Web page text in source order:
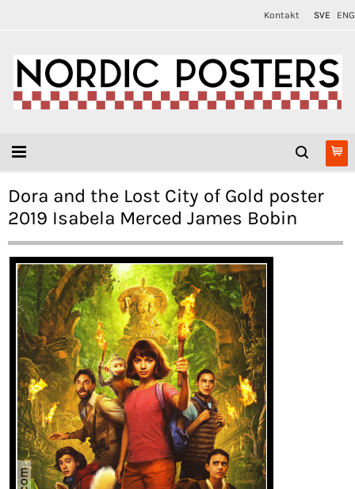
Kontakt SVE ENG
Dora and the Lost City of Gold poster
2019 Isabela Merced James Bobin